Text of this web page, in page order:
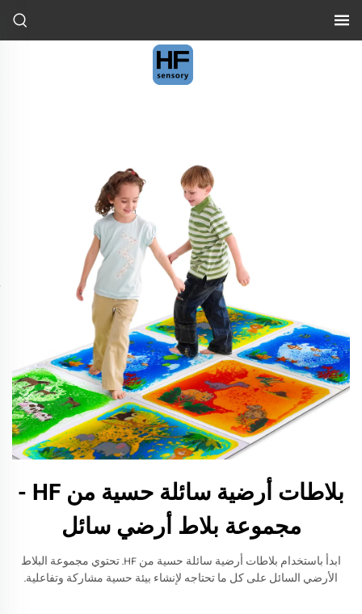
بلاطات أرضية سائلة حسية من HF -
مجموعة بلاط أرضي سائل
ابدأ باستخدام بلاطات أرضية سائلة حسية من HF. تحتوي مجموعة البلاط
الأرضي السائل على كل ما تحتاجه لإنشاء بيئة حسية مشاركة وتفاعلية.